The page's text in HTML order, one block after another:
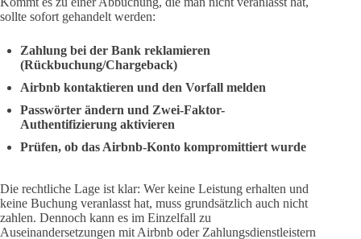
sollte sofort gehandelt werden:
Zahlung bei der Bank reklamieren
(Rückbuchung/Chargeback)
Airbnb kontaktieren und den Vorfall melden
Passwörter ändern und Zwei-Faktor-
Authentifizierung aktivieren
Prüfen, ob das Airbnb-Konto kompromittiert wurde
Die rechtliche Lage ist klar: Wer keine Leistung erhalten und
keine Buchung veranlasst hat, muss grundsätzlich auch nicht
zahlen. Dennoch kann es im Einzelfall zu
Auseinandersetzungen mit Airbnb oder Zahlungsdienstleistern